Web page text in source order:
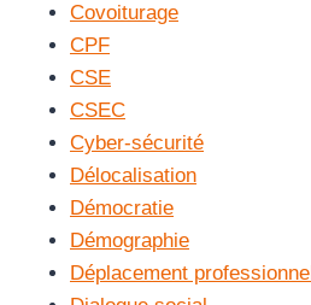
Covoiturage
CPF
CSE
CSEC
Cyber-sécurité
Délocalisation
Démocratie
Démographie
Déplacement professionnel